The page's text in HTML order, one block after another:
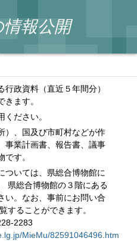
情報公開
政資料（直近５年間分）
ます。
ださい。
）、国及び市町村などが作
事業計画書、報告書、議事
す。
ついては、県総合博物館に
県総合博物館の３階にある
い。なお、事前にお問い合
することができます。
2283
MieMu/82591046496.htm